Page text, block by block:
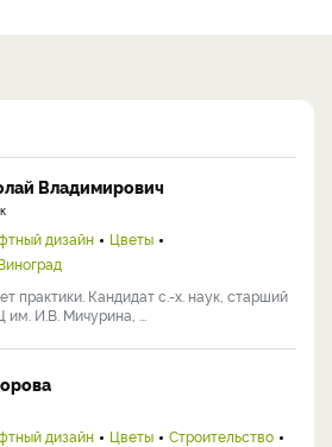
Владимирович
дизайн
Цветы
практики. Кандидат с.-х. наук, старший
И.В. Мичурина, ...
дизайн Цветы
Строительство